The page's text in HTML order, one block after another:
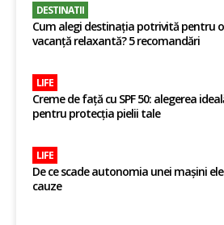
DESTINATII
Cum alegi destinația potrivită pentru o
vacanță relaxantă? 5 recomandări
LIFE
Creme de față cu SPF 50: alegerea
pentru protecția pielii tale
LIFE
De ce scade autonomia unei mașini
cauze